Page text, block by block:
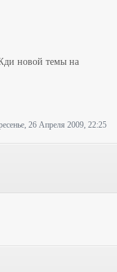
новой темы на
26 Апреля 2009, 22:25